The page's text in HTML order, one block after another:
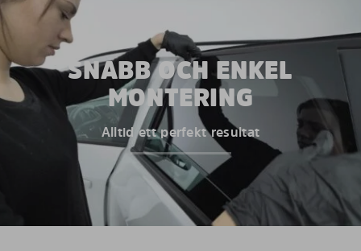
SNABB OCH ENKEL
MONTERING
Alltid ett perfekt resultat